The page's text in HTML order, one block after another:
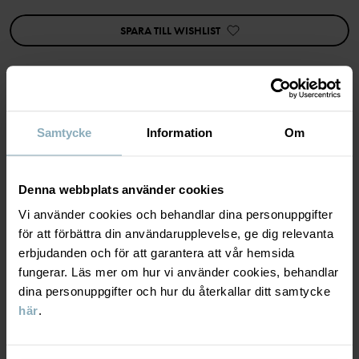
Samtycke Information Om
Denna webbplats använder cookies
Vi använder cookies och behandlar dina personuppgifter
för att förbättra din användarupplevelse, ge dig relevanta
erbjudanden och för att garantera att vår hemsida
fungerar. Läs mer om hur vi använder cookies, behandlar
dina personuppgifter och hur du återkallar ditt samtycke
här.
Egenskaper:
• Knappar bak i ryggen
Tillverkningsland
Fabrik:Shunde Gain Rich Garment Co Ltd
SPARA TILL WISHLIST
MATERIAL & SKÖTSELRÅD
Material
95% Cotton Organic
5% Elastane
Skötselråd
HÅLLBARHET
LEVERANS & RETUR
Leverans & retur
Leverans